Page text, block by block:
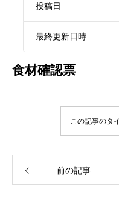
投稿日
最終更新日時
食材確認票
この記事のタ
前の記事